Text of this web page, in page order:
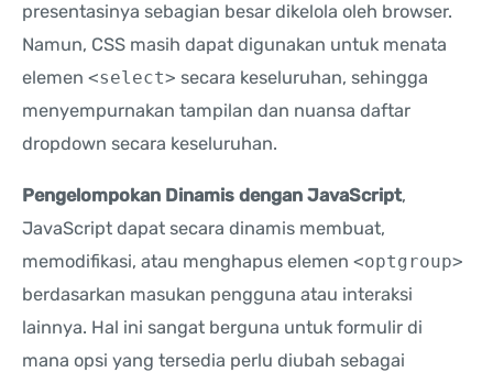
presentasinya sebagian besar dikelola oleh browser.
Namun, CSS masih dapat digunakan untuk menata
elemen <select> secara keseluruhan, sehingga
menyempurnakan tampilan dan nuansa daftar
dropdown secara keseluruhan.
Pengelompokan Dinamis dengan JavaScript,
JavaScript dapat secara dinamis membuat,
memodifikasi, atau menghapus elemen <optgroup>
berdasarkan masukan pengguna atau interaksi
lainnya. Hal ini sangat berguna untuk formulir di
mana opsi yang tersedia perlu diubah sebagai